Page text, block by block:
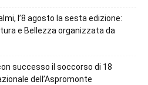
l’8 agosto la sesta edizione:
e Bellezza organizzata da
successo il soccorso di 18
dell’Aspromonte